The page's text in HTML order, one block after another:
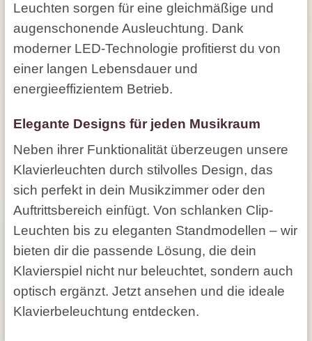
Leuchten sorgen für eine gleichmäßige und
augenschonende Ausleuchtung. Dank
moderner LED-Technologie profitierst du von
einer langen Lebensdauer und
energieeffizientem Betrieb.
Elegante Designs für jeden Musikraum
Neben ihrer Funktionalität überzeugen unsere
Klavierleuchten durch stilvolles Design, das
sich perfekt in dein Musikzimmer oder den
Auftrittsbereich einfügt. Von schlanken Clip-
Leuchten bis zu eleganten Standmodellen – wir
bieten dir die passende Lösung, die dein
Klavierspiel nicht nur beleuchtet, sondern auch
optisch ergänzt. Jetzt ansehen und die ideale
Klavierbeleuchtung entdecken.